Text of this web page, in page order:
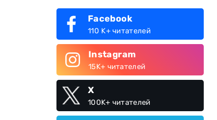
Facebook
110 K+ читателей
Instagram
15K+ читателей
X
100K+ читателей